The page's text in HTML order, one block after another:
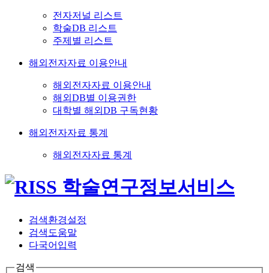
전자저널 리스트
학술DB 리스트
주제별 리스트
해외전자자료 이용안내
해외전자자료 이용안내
해외DB별 이용권한
대학별 해외DB 구독현황
해외전자자료 통계
해외전자자료 통계
검색환경설정
검색도움말
다국어입력
검색